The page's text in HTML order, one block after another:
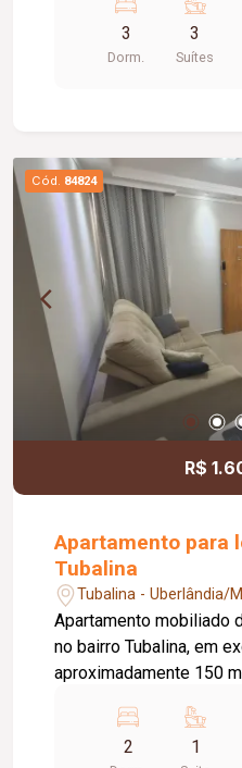
Piscina aquecida
armários Despensa
3
Dorm.
3
Suítes
Cód. 84824
R$
Apartamento para
Tubalina
Tubalina - Uberlândia/
Apartamento mobiliado
no bairro Tubalina, em
aproximadamente 150
eletrônicos, fechadura
estacionamento com
2 1